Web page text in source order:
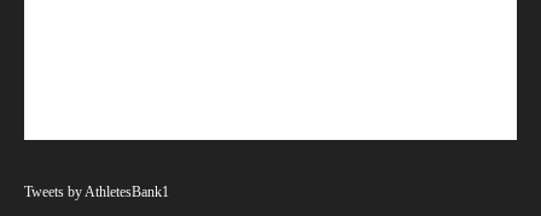
Tweets by AthletesBank1